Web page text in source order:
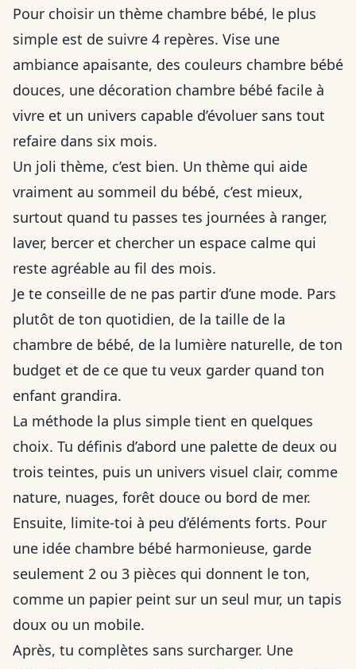
Pour choisir un thème chambre bébé, le plus
simple est de suivre 4 repères. Vise une
ambiance apaisante, des couleurs chambre bébé
douces, une décoration chambre bébé facile à
vivre et un univers capable d’évoluer sans tout
refaire dans six mois.
Un joli thème, c’est bien. Un thème qui aide
vraiment au sommeil du bébé, c’est mieux,
surtout quand tu passes tes journées à ranger,
laver, bercer et chercher un espace calme qui
reste agréable au fil des mois.
Je te conseille de ne pas partir d’une mode. Pars
plutôt de ton quotidien, de la taille de la
chambre de bébé, de la lumière naturelle, de ton
budget et de ce que tu veux garder quand ton
enfant grandira.
La méthode la plus simple tient en quelques
choix. Tu définis d’abord une palette de deux ou
trois teintes, puis un univers visuel clair, comme
nature, nuages, forêt douce ou bord de mer.
Ensuite, limite-toi à peu d’éléments forts. Pour
une idée chambre bébé harmonieuse, garde
seulement 2 ou 3 pièces qui donnent le ton,
comme un papier peint sur un seul mur, un tapis
doux ou un mobile.
Après, tu complètes sans surcharger. Une